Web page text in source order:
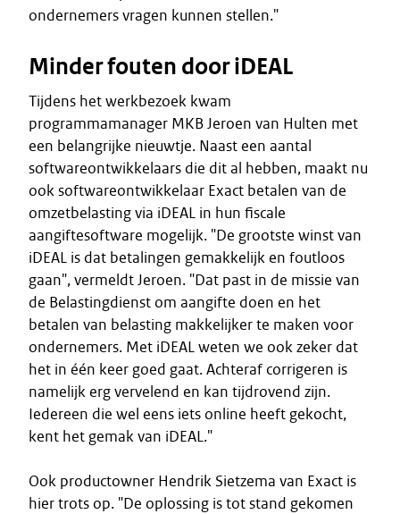
ondernemers vragen kunnen stellen."
Minder fouten door iDEAL
Tijdens het werkbezoek kwam
programmamanager MKB Jeroen van Hulten met
een belangrijke nieuwtje. Naast een aantal
softwareontwikkelaars die dit al hebben, maakt nu
ook softwareontwikkelaar Exact betalen van de
omzetbelasting via iDEAL in hun fiscale
aangiftesoftware mogelijk. "De grootste winst van
iDEAL is dat betalingen gemakkelijk en foutloos
gaan", vermeldt Jeroen. "Dat past in de missie van
de Belastingdienst om aangifte doen en het
betalen van belasting makkelijker te maken voor
ondernemers. Met iDEAL weten we ook zeker dat
het in één keer goed gaat. Achteraf corrigeren is
namelijk erg vervelend en kan tijdrovend zijn.
Iedereen die wel eens iets online heeft gekocht,
kent het gemak van iDEAL."
Ook productowner Hendrik Sietzema van Exact is
hier trots op. "De oplossing is tot stand gekomen